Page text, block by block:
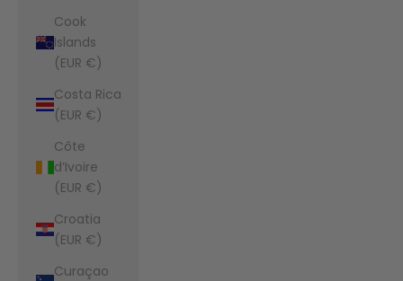
Cook
Islands
(EUR €)
Costa Rica
(EUR €)
Côte
d’Ivoire
(EUR €)
Croatia
(EUR €)
Curaçao